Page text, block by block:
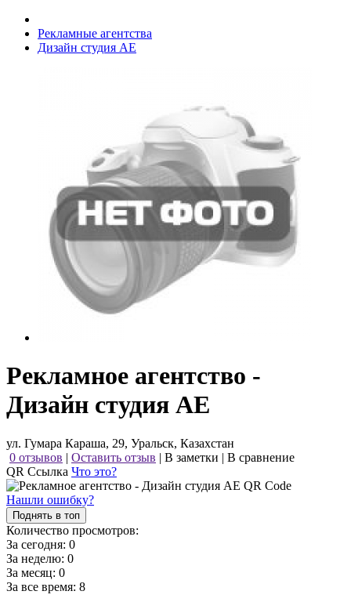
Рекламные агентства
Дизайн студия АЕ
Рекламное агентство -
Дизайн студия АЕ
ул. Гумара Караша, 29, Уральск, Казахстан
0 отзывов | Оставить отзыв | В заметки | В сравнение
QR Ссылка Что это?
Нашли ошибку?
Поднять в топ
Количество просмотров:
За сегодня: 0
За неделю: 0
За месяц: 0
За все время: 8